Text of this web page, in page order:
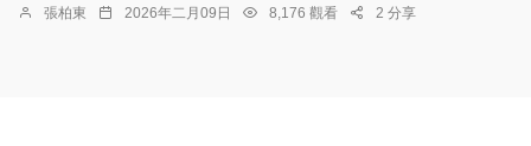
張柏東 2026年二月09日 8,176 觀看 2 分享